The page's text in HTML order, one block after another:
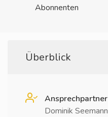
Abonnenten
Überblick
Ansprechpartner
Dominik Seemann